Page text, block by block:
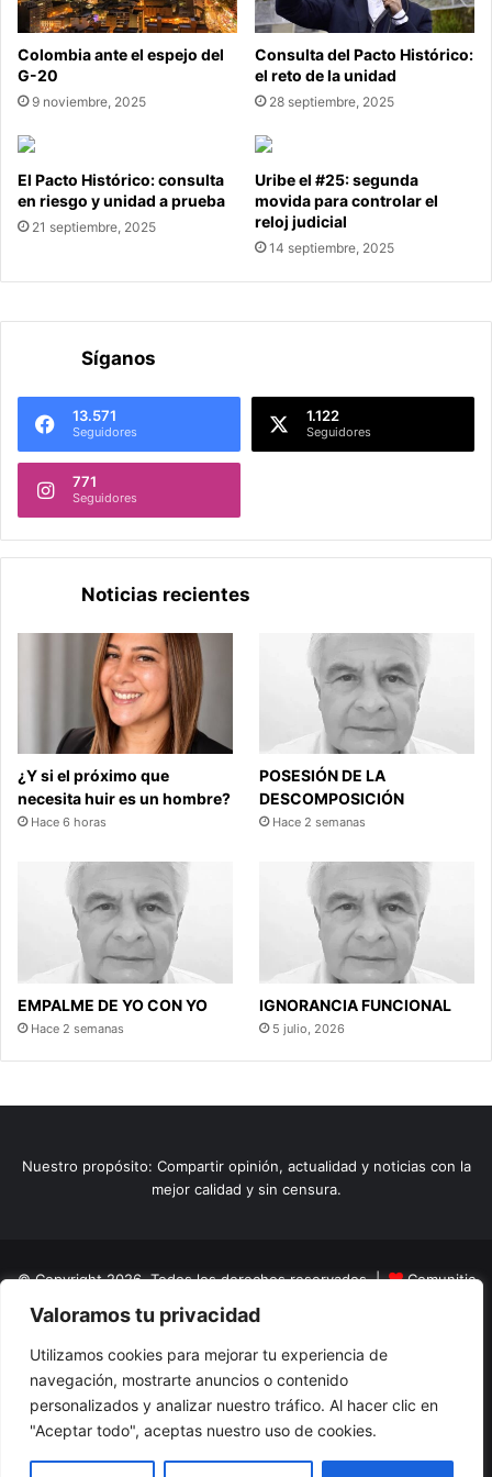
Valoramos tu privacidad
Utilizamos cookies para mejorar tu experiencia de
navegación, mostrarte anuncios o contenido
personalizados y analizar nuestro tráfico. Al hacer clic en
"Aceptar todo", aceptas nuestro uso de cookies.
Colombia ante el espejo del
G-20
9 noviembre, 2025
Consulta del Pacto Histórico:
el reto de la unidad
28 septiembre, 2025
El Pacto Histórico: consulta
en riesgo y unidad a prueba
21 septiembre, 2025
Uribe el #25: segunda
movida para controlar el
reloj judicial
14 septiembre, 2025
Síganos
13.571
Seguidores
1.122
Seguidores
771
Seguidores
Noticias recientes
¿Y si el próximo que
necesita huir es un hombre?
Hace 6 horas
POSESIÓN DE LA
DESCOMPOSICIÓN
Hace 2 semanas
EMPALME DE YO CON YO
Hace 2 semanas
IGNORANCIA FUNCIONAL
5 julio, 2026
Nuestro propósito: Compartir opinión, actualidad y noticias con la
mejor calidad y sin censura.
© Copyright 2026, Todos los derechos reservados |
Comunitic
SAS BICNit 901228106
Home
Actualidad Variedades Opinion Turismo
El Tinteadero
Caricaturas Reportajes
FacebookYouTubeInstagram